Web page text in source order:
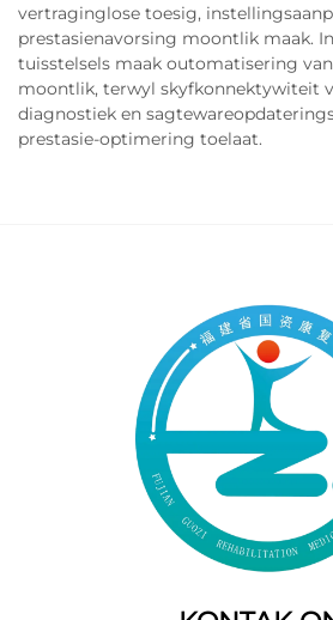
vertraginglose toesig,
prestasienavorsing moontlik maak.
tuisstelsels maak outomatisering
moontlik, terwyl skyfkonnektywiteit
diagnostiek en
prestasie-optimering toelaat.